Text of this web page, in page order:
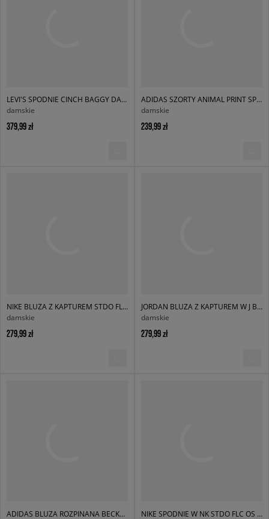
LEVI'S SPODNIE CINCH BAGGY DARK INDIGO FLAT FINISH
damskie
379,99 zł
ADIDAS SZORTY ANIMAL PRINT SPRINTER SHORT
damskie
239,99 zł
NIKE BLUZA Z KAPTUREM STDO FLC MW OS PO HDY
damskie
279,99 zł
JORDAN BLUZA Z KAPTUREM W J BRK FLC PO BB
damskie
279,99 zł
ADIDAS BLUZA ROZPINANA BECKENBAUER TRACK TOP
NIKE SPODNIE W NK STDO FLC OS CFF PNT